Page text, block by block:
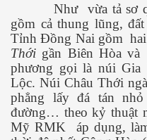
Như
vừa tả sơ
gồm cả thung lũng,
Tỉnh Đồng Nai gồm
Thới gần Biên Hòa và
phương gọi là núi Gia
Lộc. Núi Châu Thới
phẳng lấy đá tán
đường… theo kỷ thuật
Mỹ RMK
áp dụng,
tộc